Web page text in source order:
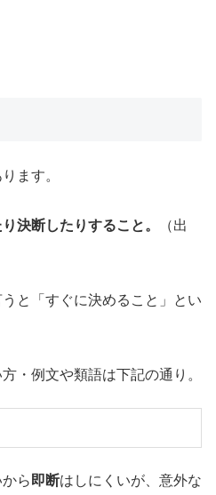
ます。
決断したりすること。
（出
うと「すぐに決めること」とい
・例文や類語は下記の通り。
ら 即断はしにくいが、意外な